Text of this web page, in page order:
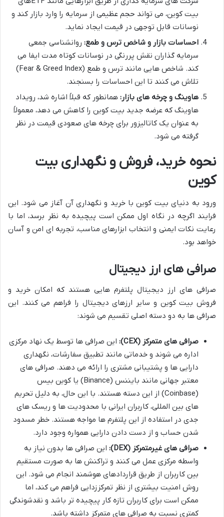
بیت کوین، می تواند حجم عظیمی از سرمایه را وارد بازار کند و
نوسانات قابل توجهی در قیمت ایجاد نماید.
احساسات بازار و شاخص ترس و طمع: روانشناسی جمعی
سرمایه گذاران نقش پررنگی در نوسانات کوتاه مدت ایفا می
کند. شاخص هایی مانند ترس و طمع (Fear & Greed Index)
تلاش می کنند تا این احساسات را بسنجند.
هاوینگ و چرخه های بازار: همانطور که قبلاً اشاره شد، رویداد
هاوینگ که عرضه جدید بیت کوین را کاهش می دهد، معمولاً
به عنوان یک کاتالیزور برای چرخه های صعودی قیمت در نظر
گرفته می شود.
نحوه خرید، فروش و نگهداری بیت
کوین
ورود به دنیای بیت کوین با خرید و نگهداری آن آغاز می شود. این
فرایند اگرچه در نگاه اول ممکن است پیچیده به نظر برسد، اما با
رعایت نکات ایمنی و انتخاب ابزارهای مناسب، تجربه ای امن و آسان
خواهد بود.
صرافی های ارز دیجیتال
صرافی های ارز دیجیتال پلتفرم هایی هستند که امکان خرید و
فروش بیت کوین و سایر ارزهای دیجیتال را فراهم می کنند. این
صرافی ها به دو دسته اصلی تقسیم می شوند:
صرافی های متمرکز (CEX):
این صرافی ها توسط یک نهاد مرکزی
اداره می شوند و خدماتی مانند تطبیق سفارشات، نگهداری
دارایی ها و پشتیبانی مشتری را ارائه می دهند. صرافی های
معتبر جهانی مانند بایننس (Binance) یا کوین بیس
(Coinbase) از این دسته هستند. با این حال، به دلیل تحریم
های بین المللی، کاربران ایرانی با محدودیت ها و ریسک های
جدی در استفاده از این پلتفرم ها مواجه هستند. خطر مسدود
شدن حساب و از دست دادن دارایی همواره وجود دارد.
صرافی های غیرمتمرکز (DEX):
این صرافی ها بدون نیاز به
واسطه مرکزی عمل می کنند و تراکنش ها به صورت مستقیم
بین کاربران از طریق قراردادهای هوشمند انجام می شود. این
روش امنیت بیشتری از نظر تمرکززدایی فراهم می کند، اما
ممکن است برای کاربران تازه کار پیچیده تر باشد و نقدشوندگی
کمتری نسبت به صرافی های متمرکز داشته باشد.